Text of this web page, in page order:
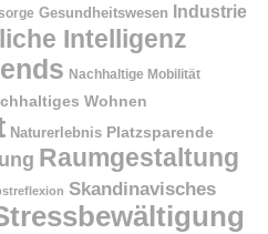
Gesundheitswesen
Industrie
Intelligenz
Nachhaltige Mobilität
Wohnen
Naturerlebnis Platzsparende
Raumgestaltung
Skandinavisches